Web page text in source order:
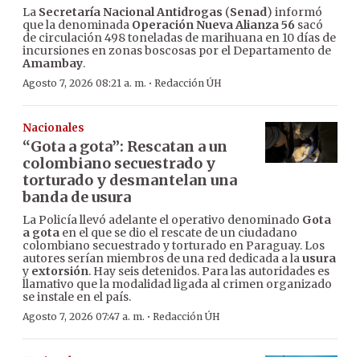
La Secretaría Nacional Antidrogas (Senad) informó
que la denominada Operación Nueva Alianza 56 sacó
de circulación 498 toneladas de marihuana en 10 días de
incursiones en zonas boscosas por el Departamento de
Amambay.
Agosto 7, 2026 08:21 a. m. · Redacción ÚH
Nacionales
“Gota a gota”: Rescatan a un
colombiano secuestrado y
torturado y desmantelan una
banda de usura
La Policía llevó adelante el operativo denominado Gota
a gota en el que se dio el rescate de un ciudadano
colombiano secuestrado y torturado en Paraguay. Los
autores serían miembros de una red dedicada a lausura
y extorsión. Hay seis detenidos. Para las autoridades es
llamativo que la modalidad ligada al crimen organizado
se instale en el país.
Agosto 7, 2026 07:47 a. m. · Redacción ÚH